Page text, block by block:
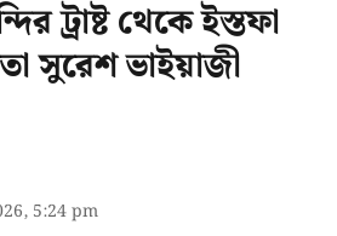
ট্রাষ্ট থেকে ইস্তফা
সুরেশ ভাইয়াজী
5:24 pm